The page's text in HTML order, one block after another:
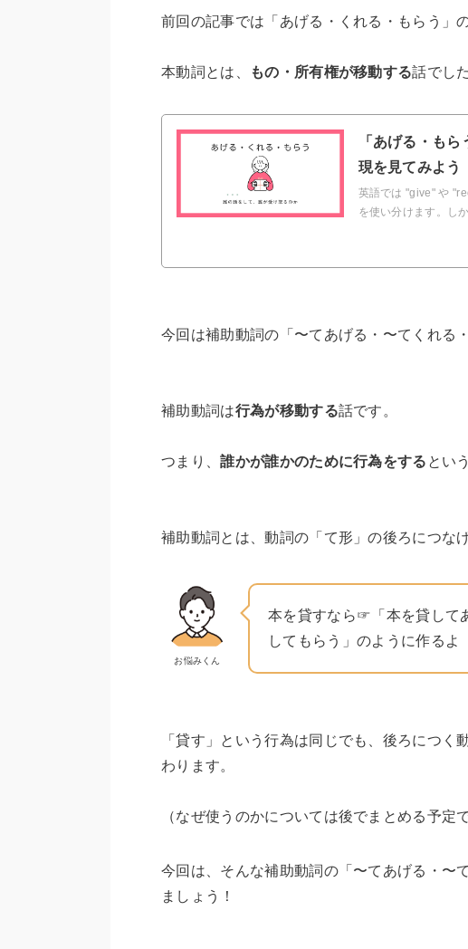
前回の記事では「あげる・くれる・もらう」
本動詞とは、 もの・所有権が移動する話でした
「あげる・も
現を見てみよう
英語では "give" や
を使い分けます。し
今回は補助動詞の「〜てあげる・〜てくれる
補助動詞は行為が移動する話です。
つまり、誰かが誰かのために行為をする とい
補助動詞とは、動詞の「て形」の後ろにつな
お悩みくん
本を貸すなら☞「本を貸して
してもらう」のように作るよ
「貸す」という行為は同じでも、後ろにつく
わります。
（なぜ使うのかについては後でまとめる予定で
今回は、そんな補助動詞の「〜てあげる・〜
ましょう！